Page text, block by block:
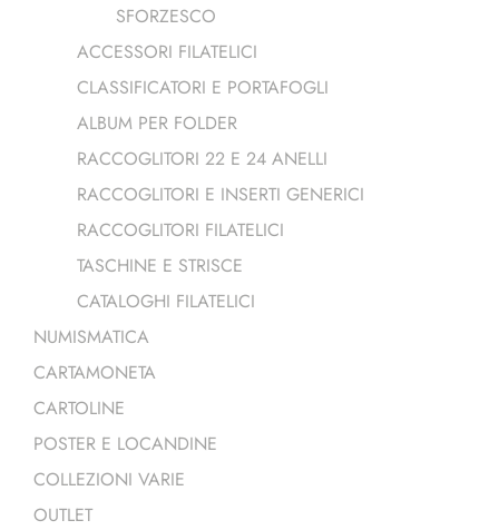
SFORZESCO
ACCESSORI FILATELICI
CLASSIFICATORI E PORTAFOGLI
ALBUM PER FOLDER
RACCOGLITORI 22 E 24 ANELLI
RACCOGLITORI E INSERTI GENERICI
RACCOGLITORI FILATELICI
TASCHINE E STRISCE
CATALOGHI FILATELICI
NUMISMATICA
CARTAMONETA
CARTOLINE
POSTER E LOCANDINE
COLLEZIONI VARIE
OUTLET